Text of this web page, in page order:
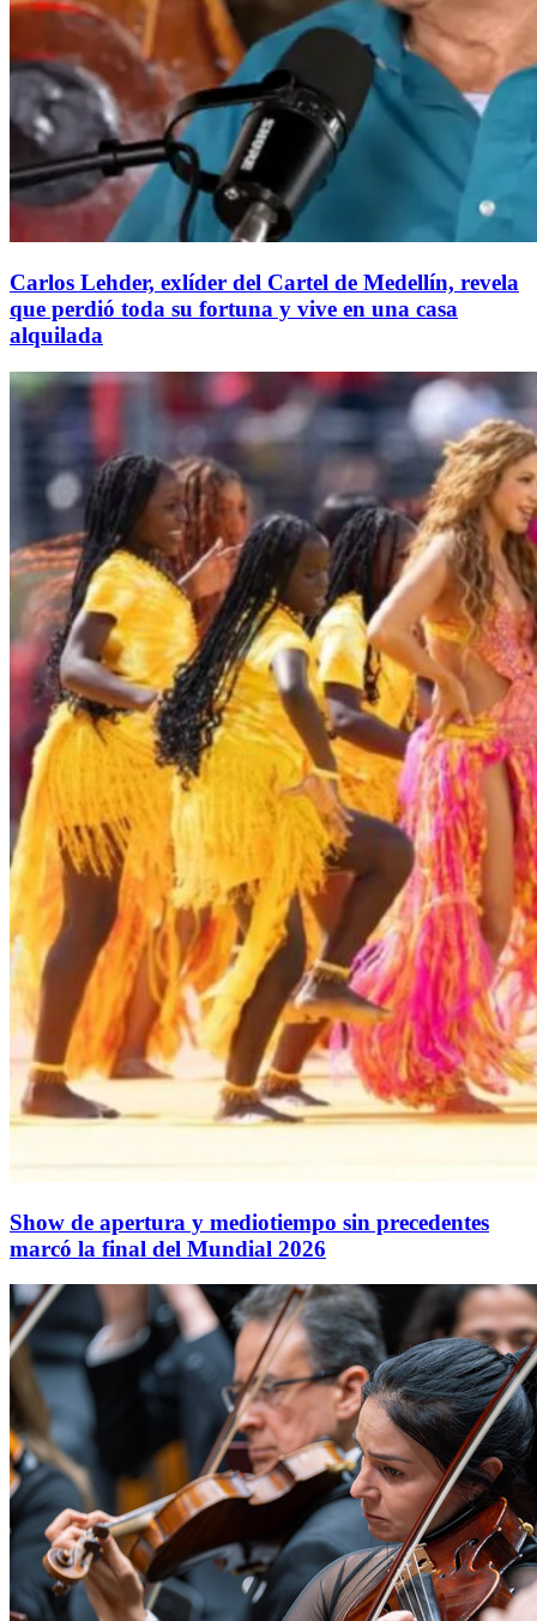
Carlos Lehder, exlíder del Cartel de Medellín, revela
que perdió toda su fortuna y vive en una casa
alquilada
Show de apertura y mediotiempo sin precedentes
marcó la final del Mundial 2026